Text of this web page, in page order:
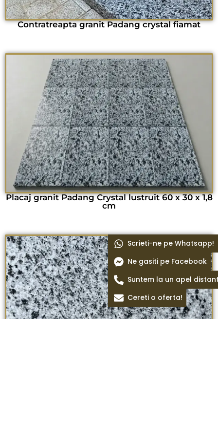
Contratreapta granit Padang crystal fiamat
Placaj granit Padang Crystal lustruit 60 x 30 x 1,8
cm
Scrieti-ne pe Whatsapp!
Ne gasiti pe Facebook
Suntem la un apel
Cereti o oferta!